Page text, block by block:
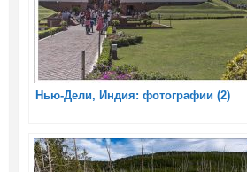
Нью-Дели, Индия: фотографии (2)